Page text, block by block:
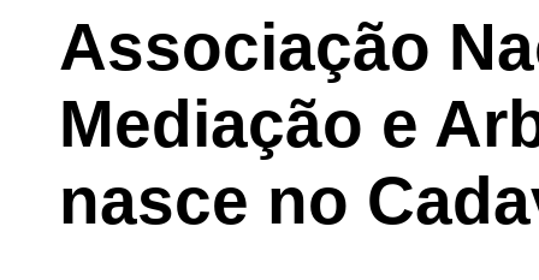
Associação
Mediação e
nasce no